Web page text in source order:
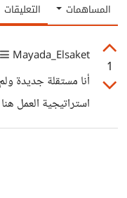
المساهمات التعليقات
1
Mayada_Elsaket
أنا مستقلة جديدة
استراتيجية العمل
العمل مع مصادر